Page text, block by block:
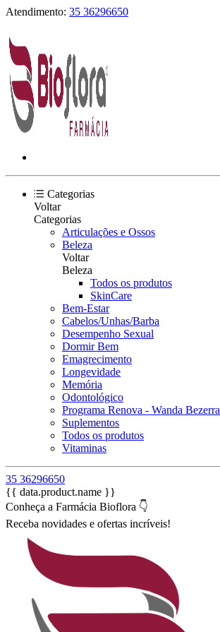
Atendimento: 35 36296650
Categorias
Voltar
Categorias
Articulações e Ossos
Beleza
Voltar
Beleza
Todos os produtos
SkinCare
Bem-Estar
Cabelos/Unhas/Barba
Desempenho Sexual
Dormir Bem
Emagrecimento
Longevidade
Memória
Odontológico
Programa Renova - Wanda Bezerra
Suplementos
Todos os produtos
Vitaminas
35 36296650
{{ data.product.name }}
Conheça a Farmácia Bioflora 👇
Receba novidades e ofertas incríveis!